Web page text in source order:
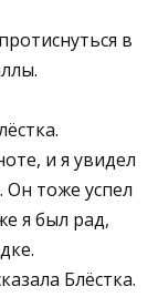
в
и я увидел
Он тоже успел
я был рад,
Блёстка.